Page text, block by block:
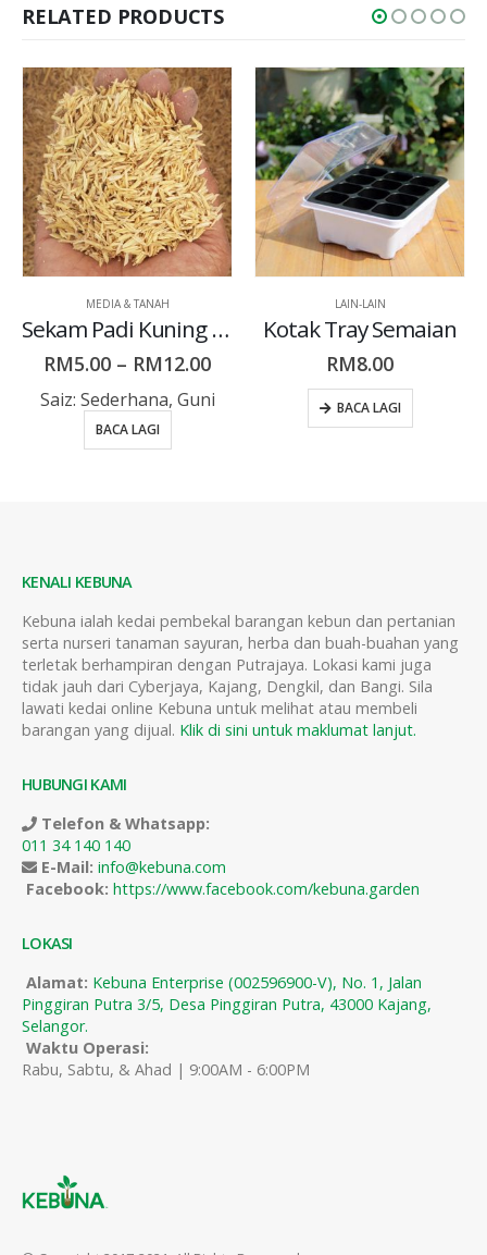
RELATED PRODUCTS
LAIN-LAIN
Kotak Tray Semaian
RM8.00
BACA LAGI
MEDIA & TANAH
Kapur Pertanian
5.00–RM
800g, 5kg, 25kg
BACA LAGI
KENALI KEBUNA
Kebuna ialah kedai pembekal barangan kebun dan pertanian
serta nurseri tanaman sayuran, herba dan buah-buahan yang
terletak berhampiran dengan Putrajaya. Lokasi kami juga
tidak jauh dari Cyberjaya, Kajang, Dengkil, dan Bangi. Sila
lawati kedai online Kebuna untuk melihat atau membeli
barangan yang dijual. Klik di sini untuk maklumat lanjut.
HUBUNGI KAMI
Telefon & Whatsapp:
011 34 140 140
E-Mail: info@kebuna.com
Facebook: https://www.facebook.com/kebuna.garden
LOKASI
Alamat: Kebuna Enterprise (002596900-V), No. 1, Jalan
Pinggiran Putra 3/5, Desa Pinggiran Putra, 43000 Kajang,
Selangor.
Waktu Operasi:
Rabu, Sabtu, & Ahad | 9:00AM - 6:00PM